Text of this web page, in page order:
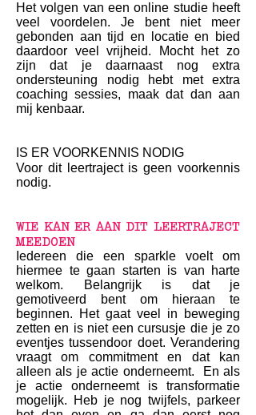
Het volgen van een online studie heeft
veel voordelen. Je bent niet meer
gebonden aan tijd en locatie en bied
daardoor veel vrijheid. Mocht het zo
zijn dat je daarnaast nog extra
ondersteuning nodig hebt met extra
coaching sessies, maak dat dan aan
mij kenbaar.
IS ER VOORKENNIS NODIG
Voor dit leertraject is geen voorkennis
nodig.
WIE KAN ER AAN DIT LEERTRAJECT
MEEDOEN
Iedereen die een sparkle voelt om
hiermee te gaan starten is van harte
welkom. Belangrijk is dat je
gemotiveerd bent om hieraan te
beginnen. Het gaat veel in beweging
zetten en is niet een cursusje die je zo
eventjes tussendoor doet. Verandering
vraagt om commitment en dat kan
alleen als je actie onderneemt. En als
je actie onderneemt is transformatie
mogelijk. Heb je nog twijfels, parkeer